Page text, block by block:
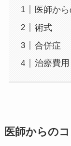
医師か
術式
合併症
治療費用
医師からの